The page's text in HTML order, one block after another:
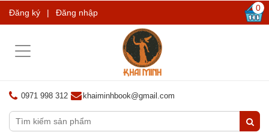
Đăng ký | Đăng nhập 0
Toggle
0971 998 312 khaiminhbook@gmail.com